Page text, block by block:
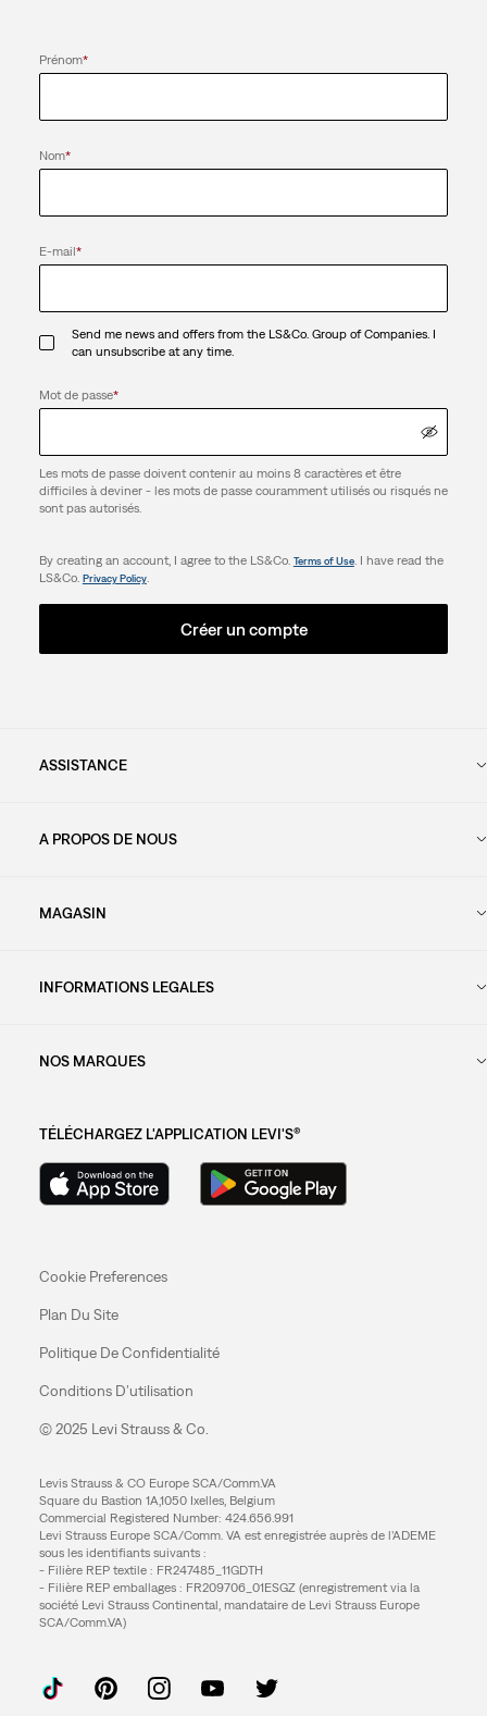
Prénom*
Nom*
E-mail*
Send me news and offers from the LS&Co. Group of Companies. I
can unsubscribe at any time.
Mot de passe*
Les mots de passe doivent contenir au moins 8 caractères et être
difficiles à deviner - les mots de passe couramment utilisés ou risqués ne
sont pas autorisés.
By creating an account, I agree to the LS&Co. Terms of Use. I have read the
LS&Co. Privacy Policy.
Créer un compte
ASSISTANCE
A PROPOS DE NOUS
MAGASIN
INFORMATIONS LEGALES
NOS MARQUES
TÉLÉCHARGEZ L'APPLICATION LEVI'S®
Cookie Preferences
Plan Du Site
Politique De Confidentialité
Conditions D’utilisation
© 2025 Levi Strauss & Co.
Levis Strauss & CO Europe SCA/Comm.VA
Square du Bastion 1A,1050 Ixelles, Belgium
Commercial Registered Number: 424.656.991
Levi Strauss Europe SCA/Comm. VA est enregistrée auprès de l’ADEME
sous les identifiants suivants :
- Filière REP textile : FR247485_11GDTH
- Filière REP emballages : FR209706_01ESGZ (enregistrement via la
société Levi Strauss Continental, mandataire de Levi Strauss Europe
SCA/Comm.VA)